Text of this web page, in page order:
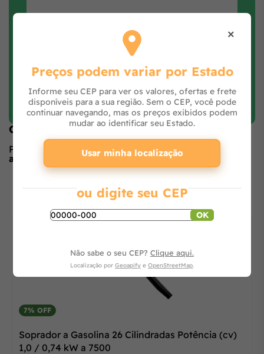
Faça login e avalie
Opiniões de quem comprou o produto
Produto ainda sem avaliações,seja o primeiro a
avaliar
no formulário ao lado.
O que os outros estão vendo
7% OFF
Soprador a Gasolina 26 Cilindradas Potência (cv)
1,0 / 0,74 kW a 7500
×
Preços podem variar por Estado
Informe seu CEP para ver os valores, ofertas e frete
disponíveis para a sua região. Sem o CEP, você pode
continuar navegando, mas os preços exibidos podem
mudar ao identificar seu Estado.
Usar minha localização
ou digite seu CEP
OK
Não sabe o seu CEP? Clique aqui.
Localização por Geoapify e OpenStreetMap